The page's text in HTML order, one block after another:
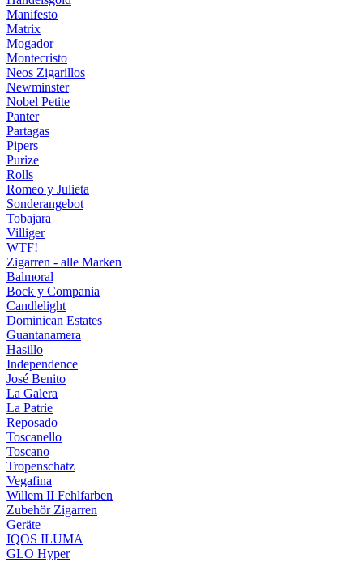
Manifesto
Matrix
Mogador
Montecristo
Neos Zigarillos
Newminster
Nobel Petite
Panter
Partagas
Pipers
Purize
Rolls
Romeo y Julieta
Sonderangebot
Tobajara
Villiger
WTF!
Zigarren - alle Marken
Balmoral
Bock y Compania
Candlelight
Dominican Estates
Guantanamera
Hasillo
Independence
José Benito
La Galera
La Patrie
Reposado
Toscanello
Toscano
Tropenschatz
Vegafina
Willem II Fehlfarben
Zubehör Zigarren
Geräte
IQOS ILUMA
GLO Hyper